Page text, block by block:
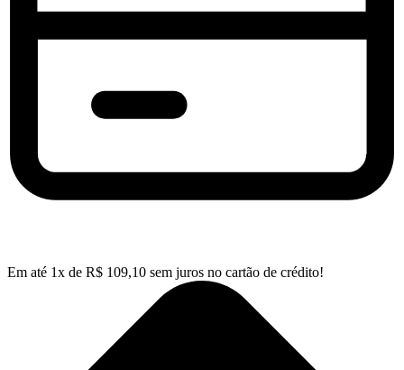
Em até 1x de R$ 109,10 sem juros no cartão de crédito!